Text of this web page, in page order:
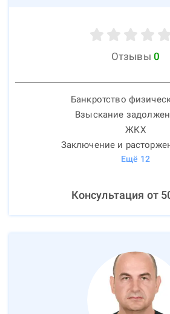
Отзывы 0
Банкротство
Взыскание
ЖКХ
Заключение и
Ещё 12
Консультация от